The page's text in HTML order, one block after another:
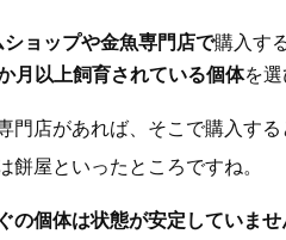
ョップや金魚専門店で購入す
月以上飼育されている個体を選
門店があれば、そこで購入す
餅屋といったところですね。
の個体は状態が安定していませ